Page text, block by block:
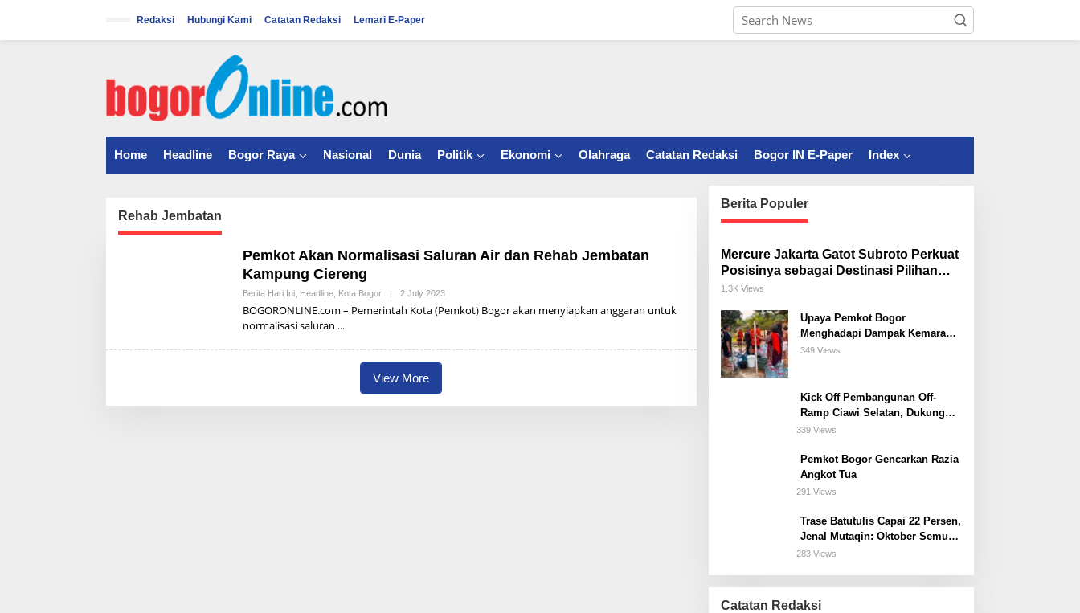
i
Redaksi Hubungi Kami Catatan Redaksi Lemari E-Paper
Home Headline Bogor Raya Nasional Dunia Politik Ekonomi Olahraga Catatan Redaksi Bogor IN E-Paper Index
Rehab Jembatan
Pemkot Akan Normalisasi Saluran Air dan Rehab Jembatan
Kampung Ciereng
Berita Hari Ini Headline Kota Bogor | 2 July 2023
R
U
BOGORONLINE.com – Pemerintah Kota (Pemkot) Bogor akan menyiapkan anggaran untuk
normalisasi saluran
View More
Berita Populer
Mercure Jakarta Gatot Subroto Perkuat
Posisinya sebagai Destinasi Pilihan
untuk Bisnis, Staycation, Meeting, dan
1.3K Views
Upaya Pemkot Bogor
Menghadapi Dampak Kemarau
Panjang
349 Views
Kick Off Pembangunan Off-
Ramp Ciawi Selatan, Dukung
Konektivitas Antarwilayah di
339 Views
Pemkot Bogor Gencarkan Razia
Angkot Tua
291 Views
Trase Batutulis Capai 22 Persen,
Jenal Mutaqin: Oktober Semua
Harus Beres
283 Views
Catatan Redaksi